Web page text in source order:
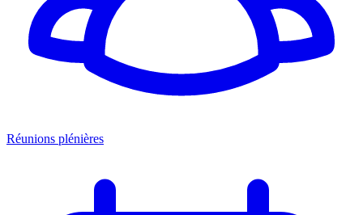
Réunions plénières